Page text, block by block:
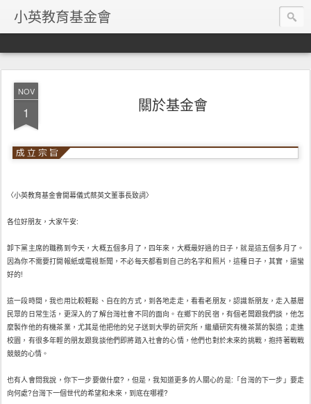
小英教育基金會
NOV
1 關於基金會
〈小英教育基金會開幕儀式蔡英文董事長致詞〉
各位好朋友，大家午安:
卸下黨主席的職務到今天，大概五個多月了，四年來，大概最好過的日子，就是這五個多月了。
因為你不需要打開報紙或電視新聞，不必每天都看到自己的名字和照片，這種日子，其實，還蠻
好的!
這一段時間，我也用比較輕鬆、自在的方式，到各地走走，看看老朋友，認識新朋友，走入基層
民眾的日常生活，更深入的了解台灣社會不同的面向。在鄉下的民宿，有個老闆跟我們談，他怎
麼製作他的有機茶業，尤其是他把他的兒子送到大學的研究所，繼續研究有機茶葉的製造；走進
校園，有很多年輕的朋友跟我談他們即將踏入社會的心情，他們也對於未來的挑戰，抱持著戰戰
競競的心情。
也有人會問我說，你下一步要做什麼?，但是，我知道更多的人關心的是:「台灣的下一步」要走
向何處?台灣下一個世代的希望和未來，到底在哪裡?